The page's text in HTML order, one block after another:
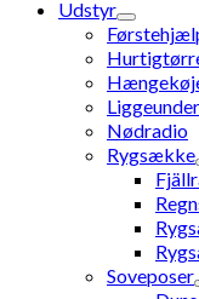
Udstyr
Nødradio
Rygsække
Soveposer